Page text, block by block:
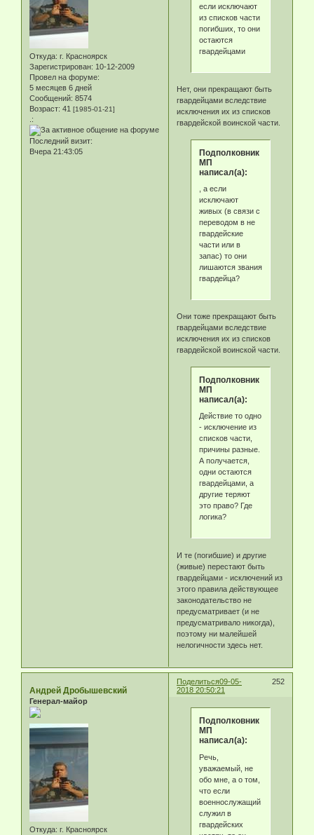
Откуда: г. Красноярск
Зарегистрирован: 10-12-2009
Провел на форуме:
5 месяцев 6 дней
Сообщений: 8574
Возраст: 41 [1985-01-21]
.:
Последний визит:
Вчера 21:43:05
если исключают
из списков части
погибших, то они
остаются
гвардейцами
Нет, они прекращают быть
гвардейцами вследствие
исключения их из списков
гвардейской воинской части.
Подполковник
МП
написал(а):
, а если
исключают
живых (в связи с
переводом в не
гвардейские
части или в
запас) то они
лишаются звания
гвардейца?
Они тоже прекращают быть
гвардейцами вследствие
исключения их из списков
гвардейской воинской части.
Подполковник
МП
написал(а):
Действие то одно
- исключение из
списков части,
причины разные.
А получается,
одни остаются
гвардейцами, а
другие теряют
это право? Где
логика?
И те (погибшие) и другие
(живые) перестают быть
гвардейцами - исключений из
этого правила действующее
законодательство не
предусматривает (и не
предусматривало никогда),
поэтому ни малейшей
нелогичности здесь нет.
Поделиться 252
09-05-
2018 20:50:21
Андрей Дробышевский
Генерал-майор
Откуда: г. Красноярск
Подполковник
МП
написал(а):
Речь,
уважаемый, не
обо мне, а о том,
что если
военнослужащий
служил в
гвардейских